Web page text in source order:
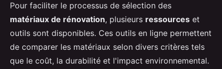
Pour faciliter le processus de sélection des
matériaux de rénovation, plusieurs ressources et
outils sont disponibles. Ces outils en ligne permettent
de comparer les matériaux selon divers critères tels
que le coût, la durabilité et l'impact environnemental.